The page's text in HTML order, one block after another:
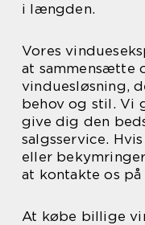
i længden.
Vores
at sammensætte
vinduesløsning,
behov og stil. Vi
give dig den
salgsservice.
eller
at kontakte os på
At købe billige